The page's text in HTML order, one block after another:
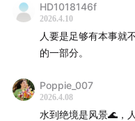
HD1018146f
2026.4.10
人要是足够有本事就
的一部分。
Poppie_007
2026.4.08
水到绝境是风景🌊，